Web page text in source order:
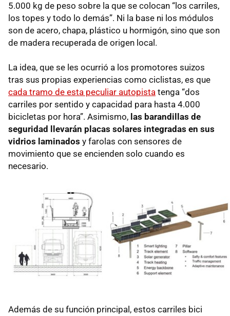
5.000 kg de peso sobre la que se colocan “los carriles,
los topes y todo lo demás”. Ni la base ni los módulos
son de acero, chapa, plástico u hormigón, sino que son
de madera recuperada de origen local.
La idea, que se les ocurrió a los promotores suizos
tras sus propias experiencias como ciclistas, es que
cada tramo de esta peculiar autopista tenga “dos
carriles por sentido y capacidad para hasta 4.000
bicicletas por hora”. Asimismo, las barandillas de
seguridad llevarán placas solares integradas en sus
vidrios laminados y farolas con sensores de
movimiento que se encienden solo cuando es
necesario.
Además de su función principal, estos carriles bici